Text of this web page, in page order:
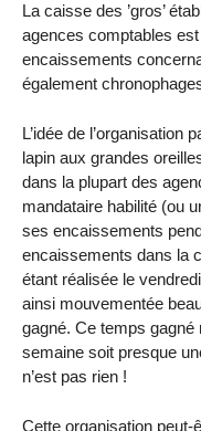
La caisse des ’gros’
agences comptables
encaissements
également
L’idée de l’organisation
lapin aux grandes
dans la plupart des
mandataire habilité (ou
ses encaissements
encaissements dans la
étant réalisée le
ainsi mouvementée
gagné. Ce temps
semaine soit presque
n’est pas rien !
Cette organisation peut-